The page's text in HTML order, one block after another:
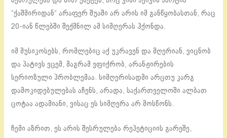
“ქაშმირიდან“ არაფერ შუაში არ არის იმ განწყობასთან, რაც
20-იან წლებში შექმნილ ამ სიმღერას ჰქონდა.
იმ მუსიკოსებს, რომლებიც აქ უკრავენ და მღერიან, ვიცნობ
და პატივს ვცემ, მაგრამ ვფიქრობ, არანჟირების
სერიოზული პრობლემაა. სიმღერისადმი არცთუ კარგ
დამოკიდებულებას აჩენს, არადა, საქართველოში ალბათ
ცოტაა ადამიანი, ვისაც ეს სიმღერა არ მოსწონს.
ჩემი აზრით, ეს არის შესრულება რეპეტიციის გარეშე,